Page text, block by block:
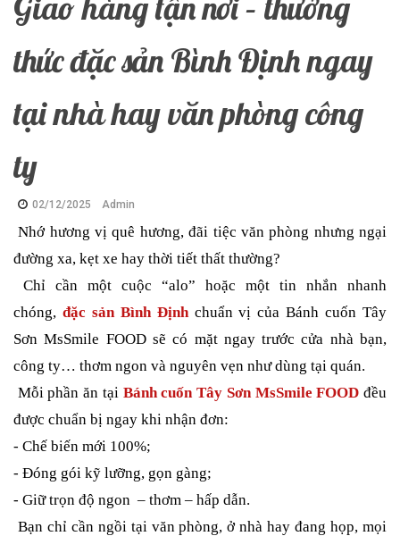
thức đặc sản Bình Định ngay
tại nhà hay văn phòng công
ty
02/12/2025 Admin
Nhớ hương vị quê hương, đãi tiệc văn phòng nhưng ngại
đường xa, kẹt xe hay thời tiết thất thường?
Chỉ cần một cuộc “alo” hoặc một tin nhắn nhanh
chóng, đặc sản Bình Định chuẩn vị của Bánh cuốn Tây
Sơn MsSmile FOOD sẽ có mặt ngay trước cửa nhà bạn,
công ty… thơm ngon và nguyên vẹn như dùng tại quán.
Mỗi phần ăn tại Bánh cuốn Tây Sơn MsSmile FOOD đều
được chuẩn bị ngay khi nhận đơn:
- Chế biến mới 100%;
- Đóng gói kỹ lưỡng, gọn gàng;
- Giữ trọn độ ngon – thơm – hấp dẫn.
Bạn chỉ cần ngồi tại văn phòng, ở nhà hay đang họp, mọi